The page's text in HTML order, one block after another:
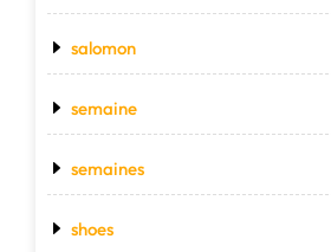
salomon
semaine
semaines
shoes